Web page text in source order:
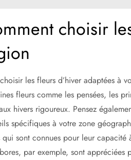
choisir
les fleurs d’hiver adaptées à
fleurs comme les pensées, les
hivers rigoureux. Pensez
spécifiques à votre zone
qui sont connues pour leur capacité
par exemple, sont